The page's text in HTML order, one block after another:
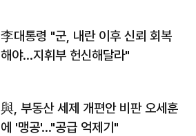
李대통령 "군, 내란 이후 신뢰 회복
해야…지휘부 헌신해달라"
與, 부동산 세제 개편안 비판 오세훈
에 '맹공'…"공급 억제기"